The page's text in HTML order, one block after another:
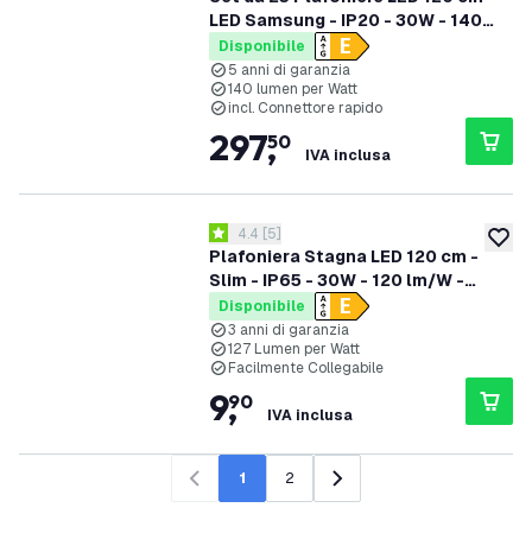
LED Samsung - IP20 - 30W - 140
lm/W - 6500K - 5 anni di garanzia
Disponibile
5 anni di garanzia
140 lumen per Watt
incl. Connettore rapido
297,
50
IVA inclusa
Plafoniera Stagna LED 120 cm -
Slim - IP65 - 30W - 120 lm/W -
6500K - Collegabile - garanzia 3
anni
apri il cassetto delle recensioni
4.4 stelle di valutazione
4.4 [5]
Disponibile
3 anni di garanzia
127 Lumen per Watt
Facilmente Collegabile
9,
90
IVA inclusa
Precedente
1 2 Successivo